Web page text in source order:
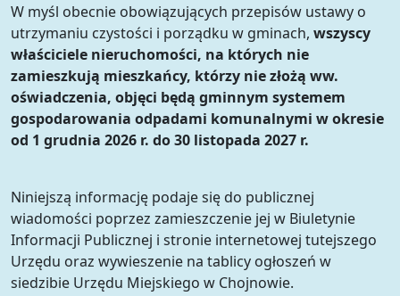
W myśl obecnie obowiązujących przepisów ustawy o
utrzymaniu czystości i porządku w gminach, wszyscy
właściciele nieruchomości, na których nie
zamieszkują mieszkańcy, którzy nie złożą ww.
oświadczenia, objęci będą gminnym systemem
gospodarowania odpadami komunalnymi w okresie
od 1 grudnia 2026 r. do 30 listopada 2027 r.
Niniejszą informację podaje się do publicznej
wiadomości poprzez zamieszczenie jej w Biuletynie
Informacji Publicznej i stronie internetowej tutejszego
Urzędu oraz wywieszenie na tablicy ogłoszeń w
siedzibie Urzędu Miejskiego w Chojnowie.